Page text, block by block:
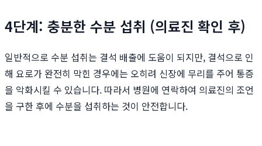
4단계: 충분한 수분 섭취 (의료진 확인 후)
일반적으로 수분 섭취는 결석 배출에 도움이 되지만, 결석으로 인
해 요로가 완전히 막힌 경우에는 오히려 신장에 무리를 주어 통증
을 악화시킬 수 있습니다. 따라서 병원에 연락하여 의료진의 조언
을 구한 후에 수분을 섭취하는 것이 안전합니다.